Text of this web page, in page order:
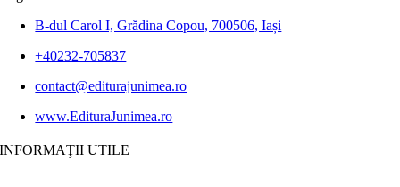
B-dul Carol I, Grădina Copou, 700506, Iași
+40232-705837
contact@editurajunimea.ro
www.EdituraJunimea.ro
INFORMAŢII UTILE